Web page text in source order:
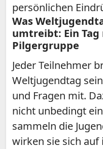
persönlichen
Was
umtreibt: Ein
Pilgergruppe
Jeder Teilnehmer
Weltjugendtag
und Fragen mit.
nicht unbedingt
sammeln die
wirken sie sich auf